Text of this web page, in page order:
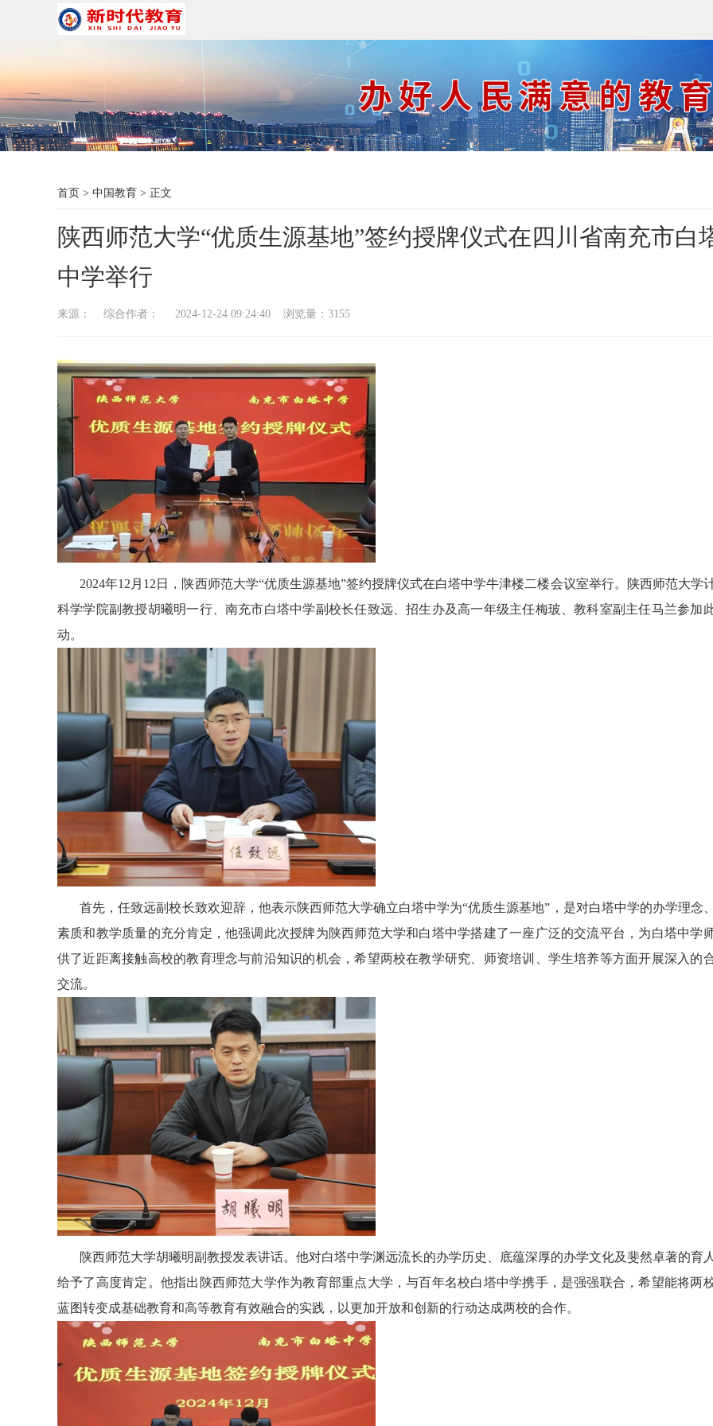
首页 > 中国教育 > 正文
陕西师范大学“优质生源基地”签约授牌仪式在四川省南充市白
中学举行
来源： 综合作者： 2024-12-24 09:24:40 浏览量： 3155
2024年12月12日，陕西师范大学“优质生源基地”签约授牌仪式在白塔中学牛津楼二楼会议室举行。陕西师范大学
科学学院副教授胡曦明一行、南充市白塔中学副校长任致远、招生办及高一年级主任梅玻、教科室副主任马兰参加
动。
首先，任致远副校长致欢迎辞，他表示陕西师范大学确立白塔中学为“优质生源基地”，是对白塔中学的办学理念
素质和教学质量的充分肯定，他强调此次授牌为陕西师范大学和白塔中学搭建了一座广泛的交流平台，为白塔中学
供了近距离接触高校的教育理念与前沿知识的机会，希望两校在教学研究、师资培训、学生培养等方面开展深入的
交流。
陕西师范大学胡曦明副教授发表讲话。他对白塔中学渊远流长的办学历史、底蕴深厚的办学文化及斐然卓著的育
给予了高度肯定。他指出陕西师范大学作为教育部重点大学，与百年名校白塔中学携手，是强强联合，希望能将两
蓝图转变成基础教育和高等教育有效融合的实践，以更加开放和创新的行动达成两校的合作。